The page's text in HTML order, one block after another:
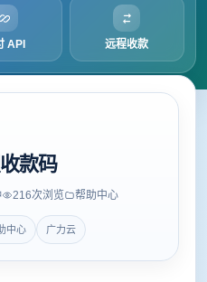
API 远程收款
款码
216次浏览 帮助中心
中心 广力云